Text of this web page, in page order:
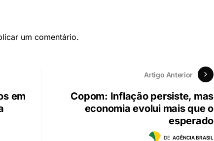
um comentário.
em
Artigo Anterior
Copom: Inflação persiste, mas
economia evolui mais que o
esperado
DE AGÊNCIA BRASIL